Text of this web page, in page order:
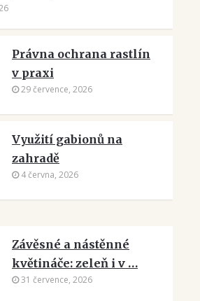
Právna ochrana rastlín
v praxi
29 července, 2026
Využití gabionů na
zahradě
4 června, 2026
Závěsné a nástěnné
květináče: zeleň i v …
31 července, 2026